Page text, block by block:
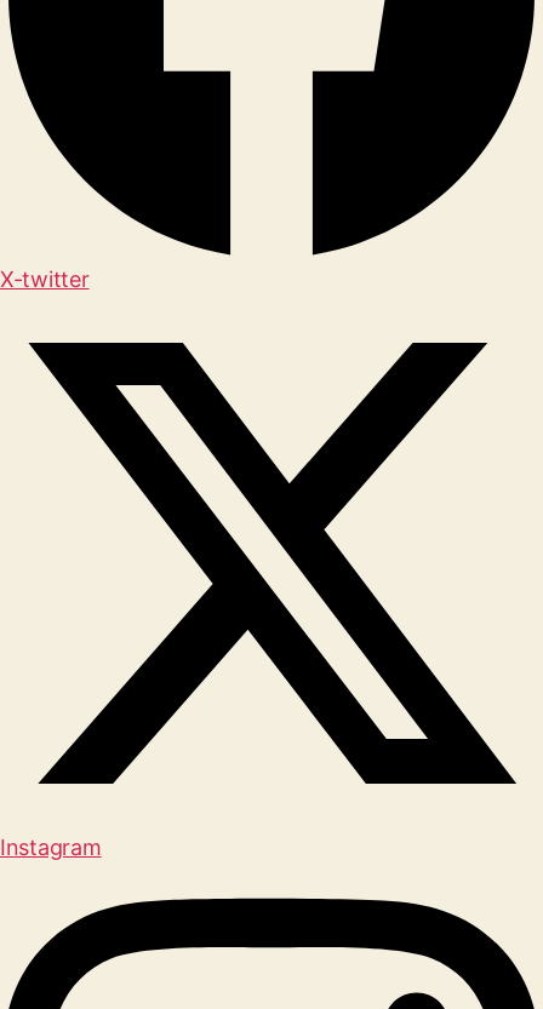
X-twitter
Instagram